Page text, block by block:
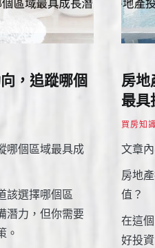
，追蹤哪個
哪個區域最具成
該選擇哪個區
潛力，但你需要
。
房地
最具
買房知
文章內
房地
值？
在這
好投